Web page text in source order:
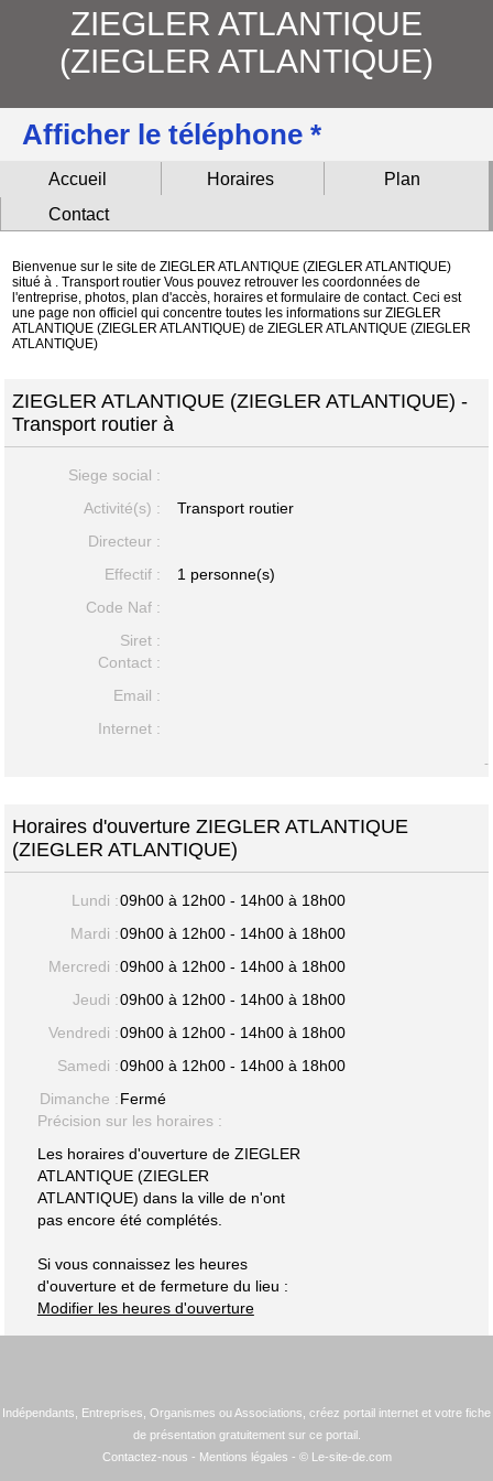
ZIEGLER ATLANTIQUE
(ZIEGLER ATLANTIQUE)
Afficher le téléphone *
Accueil Horaires
Plan
Contact
Bienvenue sur le site de ZIEGLER ATLANTIQUE (ZIEGLER ATLANTIQUE)
situé à . Transport routier Vous pouvez retrouver les coordonnées de
l'entreprise, photos, plan d'accès, horaires et formulaire de contact. Ceci est
une page non officiel qui concentre toutes les informations sur ZIEGLER
ATLANTIQUE (ZIEGLER ATLANTIQUE) de ZIEGLER ATLANTIQUE (ZIEGLER
ATLANTIQUE)
ZIEGLER ATLANTIQUE (ZIEGLER ATLANTIQUE) -
Transport routier à
Siege social :
Activité(s) :
Transport routier
Directeur :
Effectif :
1 personne(s)
Code Naf :
Siret :
Contact :
Email :
Internet :
-
Horaires d'ouverture ZIEGLER ATLANTIQUE
(ZIEGLER ATLANTIQUE)
Lundi :09h00 à 12h00 - 14h00 à 18h00
Mardi :09h00 à 12h00 - 14h00 à 18h00
Mercredi :09h00 à 12h00 - 14h00 à 18h00
Jeudi :09h00 à 12h00 - 14h00 à 18h00
Vendredi :09h00 à 12h00 - 14h00 à 18h00
Samedi :09h00 à 12h00 - 14h00 à 18h00
Dimanche :Fermé
Précision sur les horaires :
Les horaires d'ouverture de ZIEGLER
ATLANTIQUE (ZIEGLER
ATLANTIQUE) dans la ville de n'ont
pas encore été complétés.
Si vous connaissez les heures
d'ouverture et de fermeture du lieu :
Modifier les heures d'ouverture
Indépendants, Entreprises, Organismes ou Associations, créez portail internet et votre fiche
de présentation gratuitement sur ce portail.
Contactez-nous - Mentions légales - © Le-site-de.com